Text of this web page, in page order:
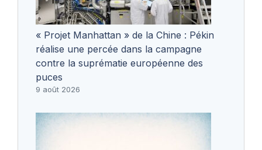
« Projet Manhattan » de la Chine : Pékin
réalise une percée dans la campagne
contre la suprématie européenne des
puces
9 août 2026